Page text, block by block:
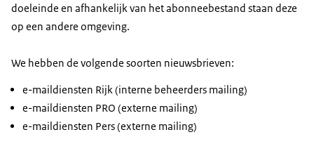
doeleinde en afhankelijk van het abonneebestand staan deze
op een andere omgeving.
We hebben de volgende soorten nieuwsbrieven:
e-maildiensten Rijk (interne beheerders mailing)
e-maildiensten PRO (externe mailing)
e-maildiensten Pers (externe mailing)